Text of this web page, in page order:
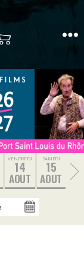
VENDREDI
14
AOUT
SAMEDI
15
AOUT